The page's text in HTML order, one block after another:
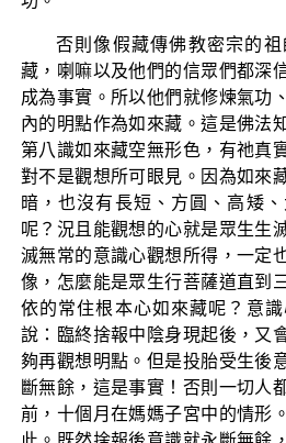
否則像假藏傳佛教密宗的
藏，喇嘛以及他們的信眾們都深
成為事實。所以他們就修煉氣功
內的明點作為如來藏。這是佛法
第八識如來藏空無形色，有祂真
對不是觀想所可眼見。因為如來
暗，也沒有長短、方圓、高矮
呢？況且能觀想的心就是眾生生
滅無常的意識心觀想所得，一定
像，怎麼能是眾生行菩薩道直到
依的常住根本心如來藏呢？意
說：臨終捨報中陰身現起後，又
夠再觀想明點。但是投胎受生後
斷無餘，這是事實！否則一切人
前，十個月在媽媽子宮中的情形